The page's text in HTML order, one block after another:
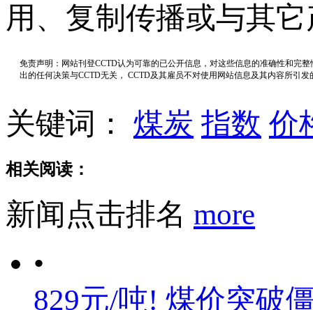
用、复制传播或与其
免责声明：网站刊登CCTD认为可靠的已公开信息，对这些信息的准确性和完
出的任何决策与CCTD无关， CCTD及其雇员不对使用网站信息及其内容所引
关键词： 煤炭 指数 价
相关阅读：
新闻点击排名 more
•
829元/吨! 煤价突破